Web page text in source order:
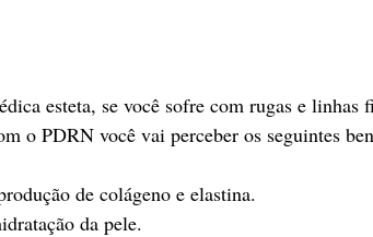
esteta, se você sofre com rugas e linhas
o PDRN você vai perceber os seguintes
de colágeno e elastina.
da pele.